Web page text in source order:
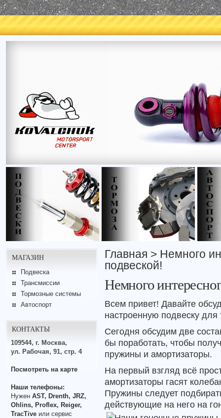
МАГАЗИН
Подвеска
Трансмиссии
Тормозные системы
Автоспорт
КОНТАКТЫ
109544, г. Москва,
ул. Рабочая, 91, стр. 4
Посмотреть на карте
Наши телефоны:
Нужен AST, Drenth, JRZ,
Ohlins, Proflex, Reiger,
TracTive или сервис
Главная > Немного
подвеской!
Немного
Всем привет! Давайте
настроенную подвеску для
Сегодня обсудим две
бы поработать, чтобы
пружины и амортизаторы.
На первый взгляд всё
амортизаторы гасят
Пружины следует
действующие на него на